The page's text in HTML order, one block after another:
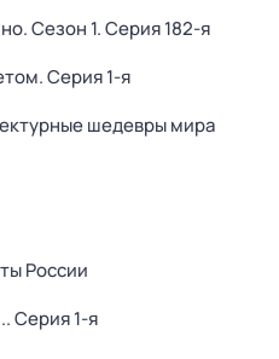
. Сезон 1. Серия 182-я
. Серия 1-я
шедевры мира
России
. Серия 1-я